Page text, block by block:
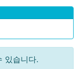
있습니다.